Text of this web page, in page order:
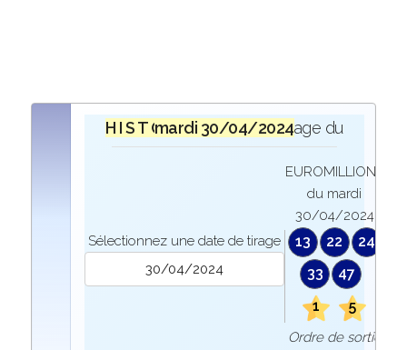
H I S T O R I Q U Elors du tirage du
mardi 30/04/2024
Sélectionnez une date de tirage
EUROMILLIONS
du mardi
30/04/2024
13 22
24
33
47
1
5
Ordre de sortie